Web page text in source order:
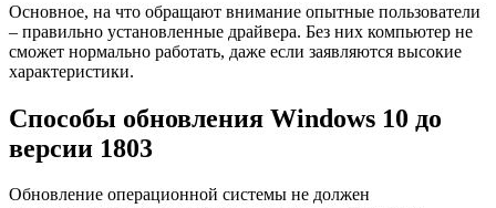
Основное, на что обращают внимание опытные пользователи
– правильно установленные драйвера. Без них компьютер не
сможет нормально работать, даже если заявляются высокие
характеристики.
Способы обновления Windows 10 до
версии 1803
Обновление операционной системы не должен